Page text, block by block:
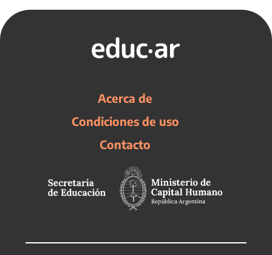
Acerca de
Condiciones de uso
Contacto